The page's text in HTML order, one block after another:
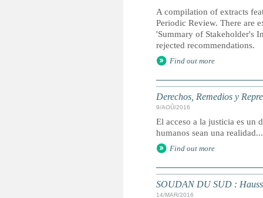
A compilation of extracts
Periodic Review. There are
'Summary of Stakeholder's
rejected recommendations.
Find out more
Derechos, Remedios y
9/AOÛ/2016
El acceso a la justicia es un
humanos sean una realidad...
Find out more
SOUDAN DU SUD :
14/MAR/2016